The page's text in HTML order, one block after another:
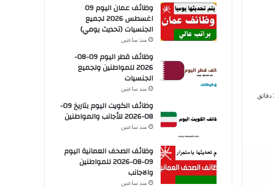
وظائف عمان اليوم 09
اغسطس 2026 لجميع
الجنسيات (تحديث يومي)
منذ ساعتين
وظائف قطر اليوم 09-08-
2026 للمواطنين ولجميع
الجنسيات
منذ ساعتين
وظائف الكويت اليوم بتاريخ 09-
08-2026 للأجانب والمواطنين
منذ ساعتين
وظائف الصحف العمانية اليوم
09-08-2026 للمواطنين
والاجانب
منذ ساعتين